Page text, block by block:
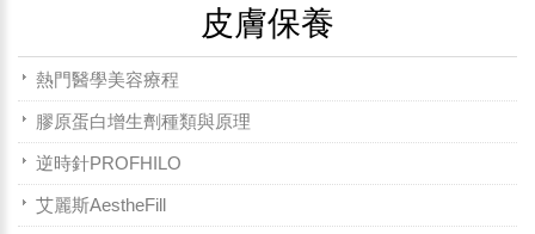
皮膚保養
熱門醫學美容療程
膠原蛋白增生劑種類與原理
逆時針PROFHILO
艾麗斯AestheFill